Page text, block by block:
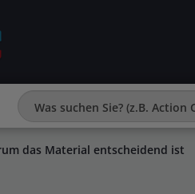
das Material entscheidend ist